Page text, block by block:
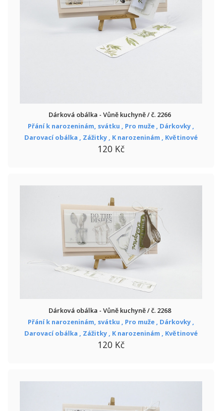
Dárková obálka - Vůně kuchyně / č. 2266
Přání k narozeninám, svátku , Pro muže , Dárkovky ,
Darovací obálka , Zážitky , K narozeninám , Květinové
120 Kč
Dárková obálka - Vůně kuchyně / č. 2268
Přání k narozeninám, svátku , Pro muže , Dárkovky ,
Darovací obálka , Zážitky , K narozeninám , Květinové
120 Kč